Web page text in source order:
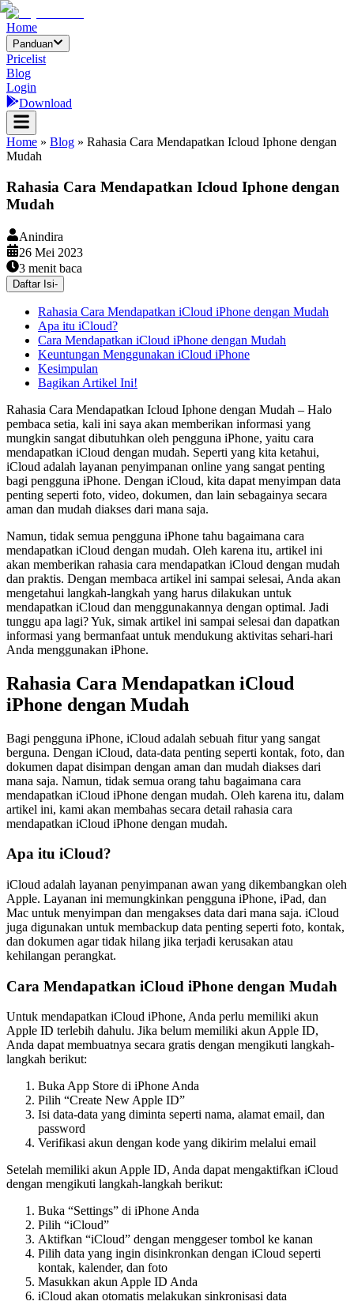
Home
Panduan
Pricelist
Blog
Login
Download
Home » Blog » Rahasia Cara Mendapatkan Icloud Iphone dengan
Mudah
Rahasia Cara Mendapatkan Icloud Iphone dengan
Mudah
Anindira
26 Mei 2023
3 menit baca
Daftar Isi-
Rahasia Cara Mendapatkan iCloud iPhone dengan Mudah
Apa itu iCloud?
Cara Mendapatkan iCloud iPhone dengan Mudah
Keuntungan Menggunakan iCloud iPhone
Kesimpulan
Bagikan Artikel Ini!
Rahasia Cara Mendapatkan Icloud Iphone dengan Mudah – Halo
pembaca setia, kali ini saya akan memberikan informasi yang
mungkin sangat dibutuhkan oleh pengguna iPhone, yaitu cara
mendapatkan iCloud dengan mudah. Seperti yang kita ketahui,
iCloud adalah layanan penyimpanan online yang sangat penting
bagi pengguna iPhone. Dengan iCloud, kita dapat menyimpan data
penting seperti foto, video, dokumen, dan lain sebagainya secara
aman dan mudah diakses dari mana saja.
Namun, tidak semua pengguna iPhone tahu bagaimana cara
mendapatkan iCloud dengan mudah. Oleh karena itu, artikel ini
akan memberikan rahasia cara mendapatkan iCloud dengan mudah
dan praktis. Dengan membaca artikel ini sampai selesai, Anda akan
mengetahui langkah-langkah yang harus dilakukan untuk
mendapatkan iCloud dan menggunakannya dengan optimal. Jadi
tunggu apa lagi? Yuk, simak artikel ini sampai selesai dan dapatkan
informasi yang bermanfaat untuk mendukung aktivitas sehari-hari
Anda menggunakan iPhone.
Rahasia Cara Mendapatkan iCloud
iPhone dengan Mudah
Bagi pengguna iPhone, iCloud adalah sebuah fitur yang sangat
berguna. Dengan iCloud, data-data penting seperti kontak, foto, dan
dokumen dapat disimpan dengan aman dan mudah diakses dari
mana saja. Namun, tidak semua orang tahu bagaimana cara
mendapatkan iCloud iPhone dengan mudah. Oleh karena itu, dalam
artikel ini, kami akan membahas secara detail rahasia cara
mendapatkan iCloud iPhone dengan mudah.
Apa itu iCloud?
iCloud adalah layanan penyimpanan awan yang dikembangkan oleh
Apple. Layanan ini memungkinkan pengguna iPhone, iPad, dan
Mac untuk menyimpan dan mengakses data dari mana saja. iCloud
juga digunakan untuk membackup data penting seperti foto, kontak,
dan dokumen agar tidak hilang jika terjadi kerusakan atau
kehilangan perangkat.
Cara Mendapatkan iCloud iPhone dengan Mudah
Untuk mendapatkan iCloud iPhone, Anda perlu memiliki akun
Apple ID terlebih dahulu. Jika belum memiliki akun Apple ID,
Anda dapat membuatnya secara gratis dengan mengikuti langkah-
langkah berikut:
Buka App Store di iPhone Anda
Pilih “Create New Apple ID”
Isi data-data yang diminta seperti nama, alamat email, dan
password
Verifikasi akun dengan kode yang dikirim melalui email
Setelah memiliki akun Apple ID, Anda dapat mengaktifkan iCloud
dengan mengikuti langkah-langkah berikut:
Buka “Settings” di iPhone Anda
Pilih “iCloud”
Aktifkan “iCloud” dengan menggeser tombol ke kanan
Pilih data yang ingin disinkronkan dengan iCloud seperti
kontak, kalender, dan foto
Masukkan akun Apple ID Anda
iCloud akan otomatis melakukan sinkronisasi data